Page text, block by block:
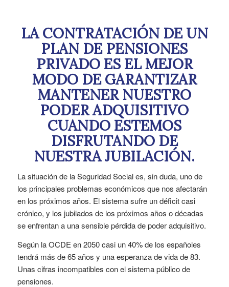
LA CONTRATACIÓN DE UN
PLAN DE PENSIONES
PRIVADO ES EL MEJOR
MODO DE GARANTIZAR
MANTENER NUESTRO
PODER ADQUISITIVO
CUANDO ESTEMOS
DISFRUTANDO DE
NUESTRA JUBILACIÓN.
La situación de la Seguridad Social es, sin duda, uno de
los principales problemas económicos que nos afectarán
en los próximos años. El sistema sufre un déficit casi
crónico, y los jubilados de los próximos años o décadas
se enfrentan a una sensible pérdida de poder adquisitivo.
Según la OCDE en 2050 casi un 40% de los españoles
tendrá más de 65 años y una esperanza de vida de 83.
Unas cifras incompatibles con el sistema público de
pensiones.